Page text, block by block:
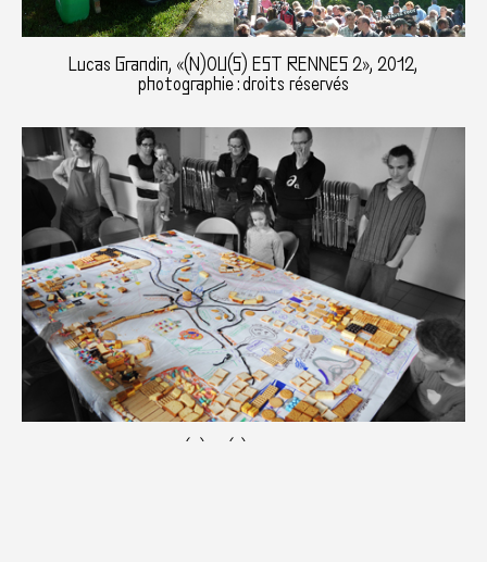
Lucas Grandin, «(N)OU(S) EST RENNES 2», 2012,
photographie : droits réservés